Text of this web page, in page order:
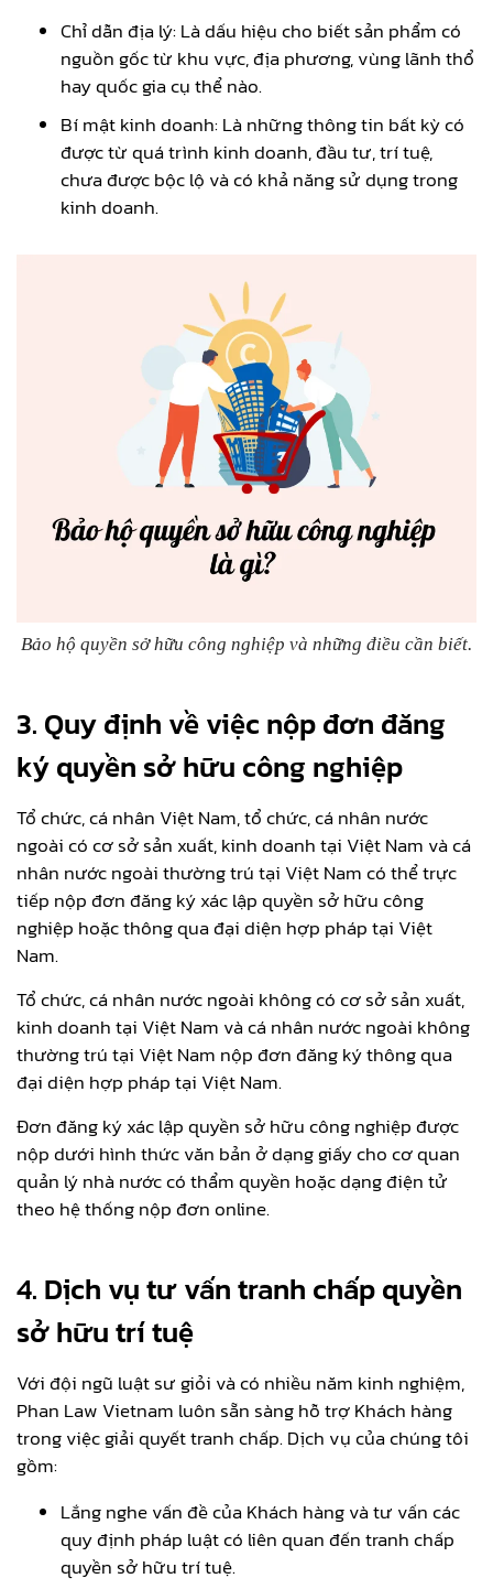
Chỉ dẫn địa lý: Là dấu hiệu cho biết sản phẩm có
nguồn gốc từ khu vực, địa phương, vùng lãnh thổ
hay quốc gia cụ thể nào.
Bí mật kinh doanh: Là những thông tin bất kỳ có
được từ quá trình kinh doanh, đầu tư, trí tuệ,
chưa được bộc lộ và có khả năng sử dụng trong
kinh doanh.
Bảo hộ quyền sở hữu công nghiệp và những điều cần biết.
3. Quy định về việc nộp đơn đăng
ký quyền sở hữu công nghiệp
Tổ chức, cá nhân Việt Nam, tổ chức, cá nhân nước
ngoài có cơ sở sản xuất, kinh doanh tại Việt Nam và cá
nhân nước ngoài thường trú tại Việt Nam có thể trực
tiếp nộp đơn đăng ký xác lập quyền sở hữu công
nghiệp hoặc thông qua đại diện hợp pháp tại Việt
Nam.
Tổ chức, cá nhân nước ngoài không có cơ sở sản xuất,
kinh doanh tại Việt Nam và cá nhân nước ngoài không
thường trú tại Việt Nam nộp đơn đăng ký thông qua
đại diện hợp pháp tại Việt Nam.
Đơn đăng ký xác lập quyền sở hữu công nghiệp được
nộp dưới hình thức văn bản ở dạng giấy cho cơ quan
quản lý nhà nước có thẩm quyền hoặc dạng điện tử
theo hệ thống nộp đơn online.
4. Dịch vụ tư vấn tranh chấp quyền
sở hữu trí tuệ
Với đội ngũ luật sư giỏi và có nhiều năm kinh nghiệm,
Phan Law Vietnam luôn sẵn sàng hỗ trợ Khách hàng
trong việc giải quyết tranh chấp. Dịch vụ của chúng tôi
gồm:
Lắng nghe vấn đề của Khách hàng và tư vấn các
quy định pháp luật có liên quan đến tranh chấp
quyền sở hữu trí tuệ.